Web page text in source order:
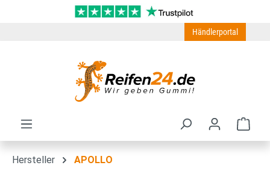
Zum Hauptinhalt springen
Händlerportal
Hersteller APOLLO